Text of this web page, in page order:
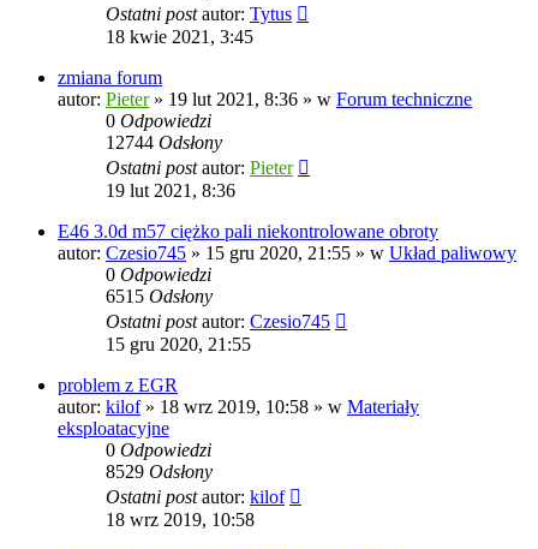
Ostatni postautor: Tytus
18 kwie 2021, 3:45
zmiana forum
autor: Pieter» 19 lut 2021, 8:36 » w Forum techniczne
0 Odpowiedzi
12744 Odsłony
Ostatni postautor: Pieter
19 lut 2021, 8:36
E46 3.0d m57 ciężko pali niekontrolowane obroty
autor: Czesio745 » 15 gru 2020, 21:55 » w Układ paliwowy
0 Odpowiedzi
6515 Odsłony
Ostatni postautor: Czesio745
15 gru 2020, 21:55
problem z EGR
autor: kilof» 18 wrz 2019, 10:58 » w Materiały
eksploatacyjne
0 Odpowiedzi
8529 Odsłony
Ostatni postautor: kilof
18 wrz 2019, 10:58